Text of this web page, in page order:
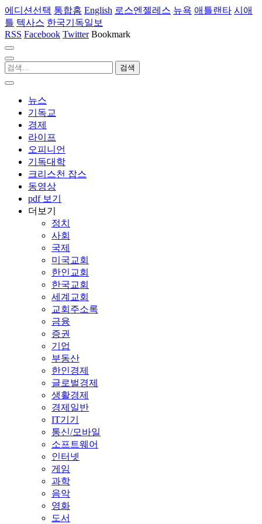
에디션선택 통합홈 English 로스엔젤레스 뉴욕 애틀랜타 시애
틀 텍사스 한국기독일보
RSS Facebook Twitter Bookmark
뉴스
기독교
경제
라이프
오피니언
기독대학
크리스천 잡스
동영상
pdf 보기
더보기
정치
사회
국제
미국교회
한인교회
한국교회
세계교회
교회주소록
금융
증권
기업
부동산
한인경제
글로벌경제
생활경제
경제일반
IT기기
통신/모바일
소프트웨어
인터넷
게임
과학
음악
영화
도서